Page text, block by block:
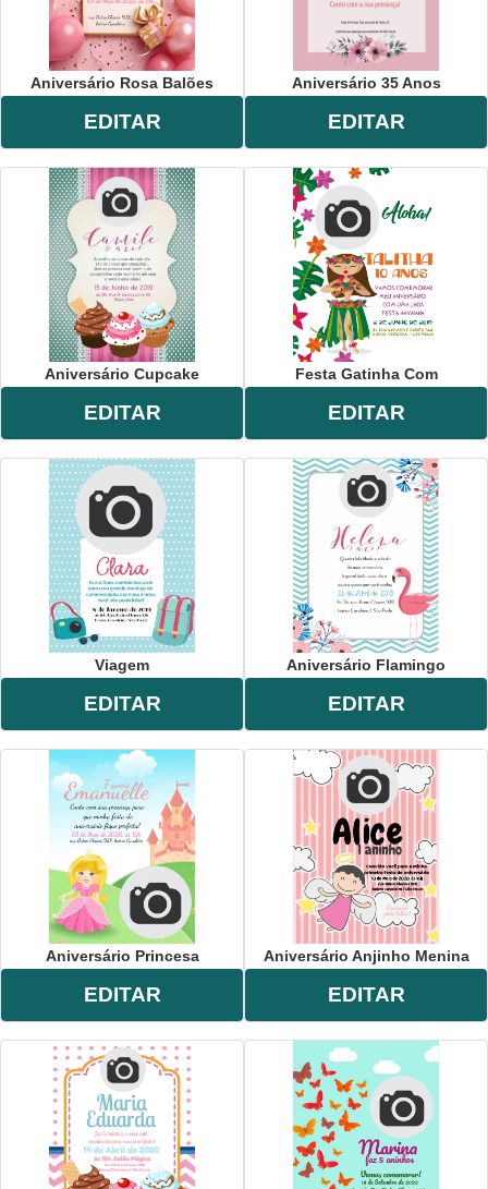
Aniversário Rosa Balões
EDITAR
Aniversário 35 Anos
EDITAR
Aniversário Cupcake
EDITAR
Festa Gatinha Com
EDITAR
Viagem
EDITAR
Aniversário Flamingo
EDITAR
Aniversário Princesa
EDITAR
Aniversário Anjinho Menina
EDITAR